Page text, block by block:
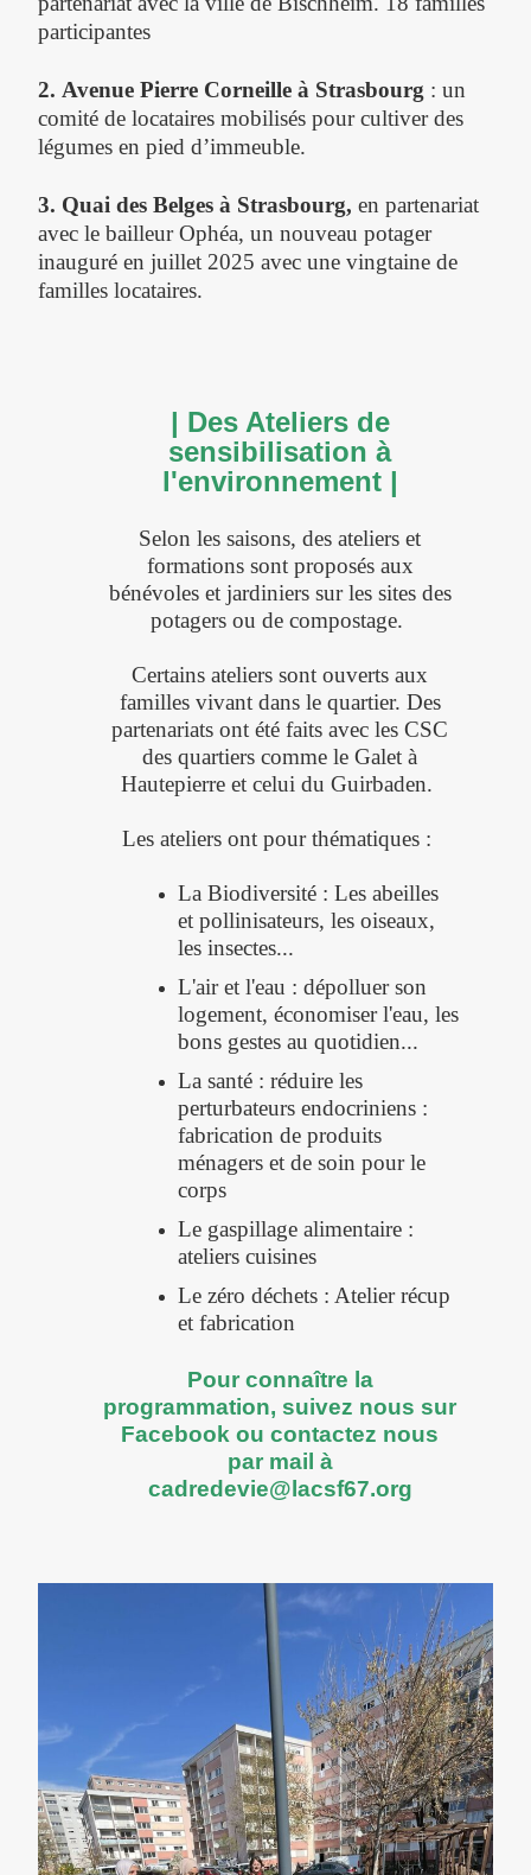
participantes
2. Avenue Pierre Corneille à Strasbourg : un
comité de locataires mobilisés pour cultiver des
légumes en pied d’immeuble.
3. Quai des Belges à Strasbourg, en partenariat
avec le bailleur Ophéa, un nouveau potager
inauguré en juillet 2025 avec une vingtaine de
familles locataires.
| Des Ateliers de
sensibilisation à
l'environnement |
Selon les saisons, des ateliers et
formations sont proposés aux
bénévoles et jardiniers sur les sites des
potagers ou de compostage.
Certains ateliers sont ouverts aux
familles vivant dans le quartier. Des
partenariats ont été faits avec les CSC
des quartiers comme le Galet à
Hautepierre et celui du Guirbaden.
Les ateliers ont pour thématiques :
La Biodiversité : Les abeilles
et pollinisateurs, les oiseaux,
les insectes...
L'air et l'eau : dépolluer son
logement, économiser l'eau, les
bons gestes au quotidien...
La santé : réduire les
perturbateurs endocriniens :
fabrication de produits
ménagers et de soin pour le
corps
Le gaspillage alimentaire :
ateliers cuisines
Le zéro déchets : Atelier récup
et fabrication
Pour connaître la
programmation, suivez nous sur
Facebook ou contactez nous
par mail à
cadredevie@lacsf67.org